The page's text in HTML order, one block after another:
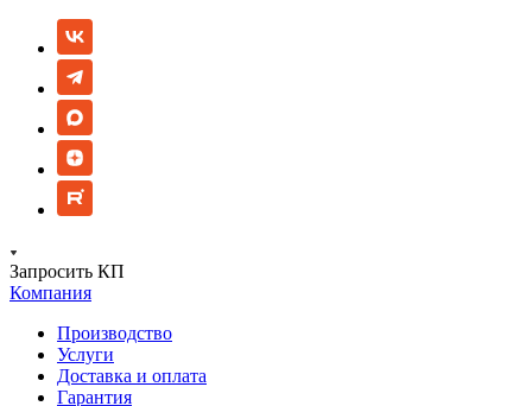
Запросить КП
Компания
Производство
Услуги
Доставка и оплата
Гарантия